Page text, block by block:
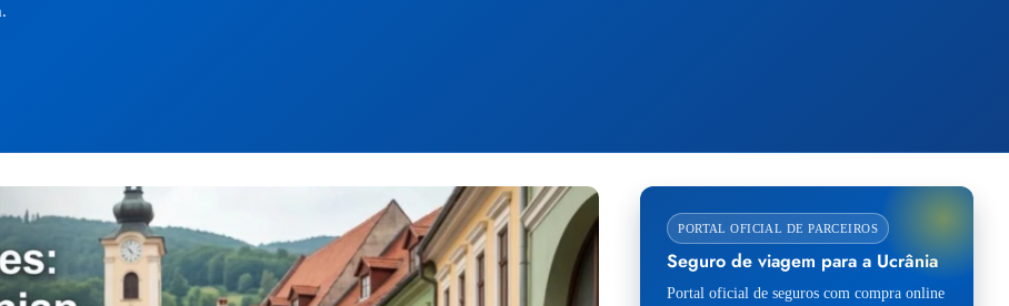
PORTAL OFICIAL DE PARCEIROS
Seguro de viagem para a Ucrânia
Portal oficial de seguros com compra online